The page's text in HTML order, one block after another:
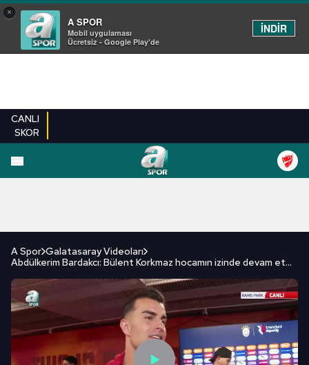
×
A SPOR
Mobil uygulaması
Ücretsiz - Google Play'de
İNDİR
CANLI
SKOR
FUTBOL
A Spor Galatasaray Videoları
Abdülkerim Bardakcı: Bülent Korkmaz hocamın izinde devam etmek istiyorum!